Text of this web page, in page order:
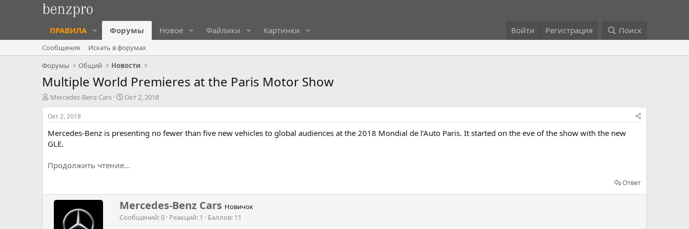
ПРАВИЛА Форумы Новое Файлики Картинки Войти Регистрация Поиск
Сообщения
Искать в форумах
Форумы
Общий Новости
Multiple World Premieres at the Paris Motor Show
А
в
т
о
р
т
м
ы
Mercedes-Benz Cars
Д
а
а
н
л
Окт 2, 2018
Окт 2, 2018
Mercedes-Benz is presenting no fewer than five new vehicles to global audiences at the 2018 Mondial de l’Auto Paris. It started on the eve of the show with the new
GLE.
Продолжить чтение...
Ответ
Н
а
п
Mercedes-Benz Cars Новичок
Сообщений 0 Реакций 1 Баллов 11